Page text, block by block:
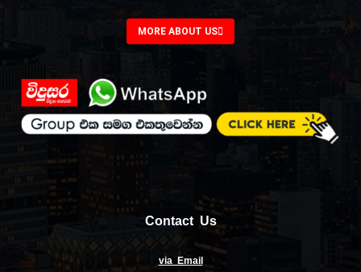
MORE ABOUT US
Contact Us
via Email